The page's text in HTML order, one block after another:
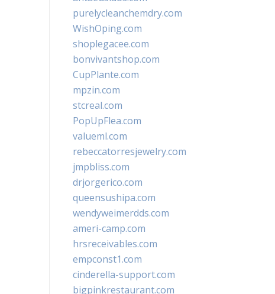
purelycleanchemdry.com
WishOping.com
shoplegacee.com
bonvivantshop.com
CupPlante.com
mpzin.com
stcreal.com
PopUpFlea.com
valueml.com
rebeccatorresjewelry.com
jmpbliss.com
drjorgerico.com
queensushipa.com
wendyweimerdds.com
ameri-camp.com
hrsreceivables.com
empconst1.com
cinderella-support.com
bigpinkrestaurant.com